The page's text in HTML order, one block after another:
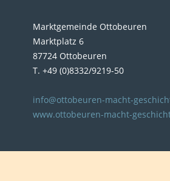
Marktgemeinde Ottobeuren
Marktplatz 6
87724 Ottobeuren
T. +49 (0)8332/9219-50
info@ottobeuren-macht-
www.ottobeuren-macht-